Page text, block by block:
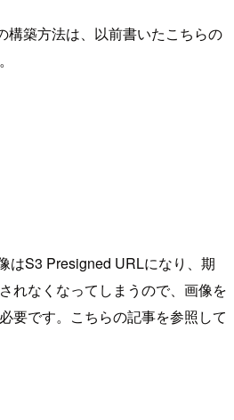
構築方法は、以前書いたこちらの
はS3 Presigned URLになり、期
れなくなってしまうので、画像を
要です。こちらの記事を参照して